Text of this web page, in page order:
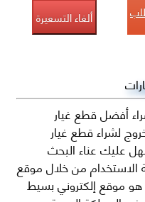
ألغاء التسعيرة
أفضل قطع غيار
لشراء قطع غيار
عليك عناء البحث
من خلال موقع
هو موقع إلكتروني بسيط